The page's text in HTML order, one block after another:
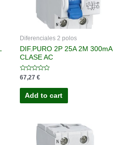
Diferenciales 2 polos
DIF.PURO 2P 25A 2M 300mA
CLASE AC
Rated
0
out
67,27 €
Add to cart